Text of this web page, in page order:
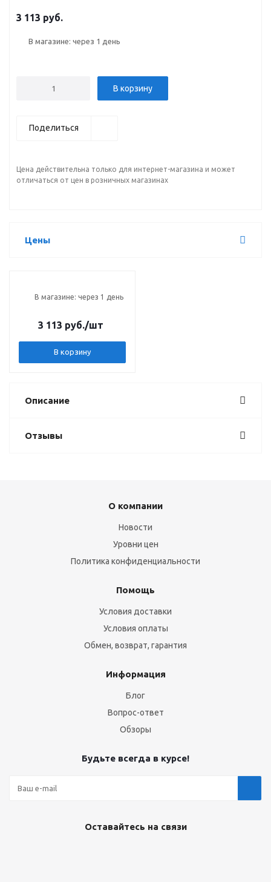
3 113 руб.
В магазине: через 1 день
В корзину
Поделиться
Цена действительна только для интернет-магазина и может
отличаться от цен в розничных магазинах
Цены
В магазине: через 1 день
3 113 руб./шт
В корзину
Описание
Отзывы
О компании
Новости
Уровни цен
Политика конфиденциальности
Помощь
Условия доставки
Условия оплаты
Обмен, возврат, гарантия
Информация
Блог
Вопрос-ответ
Обзоры
Будьте всегда в курсе!
Оставайтесь на связи